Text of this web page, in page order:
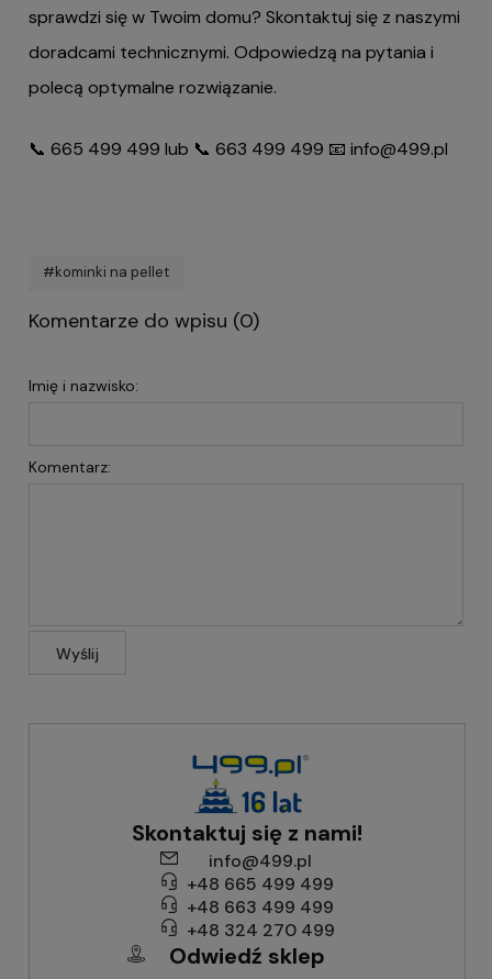
sprawdzi się w Twoim domu? Skontaktuj się z naszymi
doradcami technicznymi. Odpowiedzą na pytania i
polecą optymalne rozwiązanie.
📞 665 499 499 lub 📞 663 499 499 📧 info@499.pl
#kominki na pellet
Komentarze do wpisu (0)
Imię i nazwisko:
Komentarz:
Wyślij
Skontaktuj się z nami!
info@499.pl
+48 665 499 499
+48 663 499 499
+48 324 270 499
Odwiedź sklep